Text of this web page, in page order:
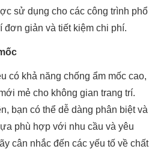
sử dụng cho các công trình phổ
đơn giản và tiết kiệm chi phí.
có khả năng chống ẩm mốc cao,
mẻ cho không gian trang trí.
bạn có thể dễ dàng phân biệt và
phù hợp với nhu cầu và yêu
cân nhắc đến các yếu tố về chất